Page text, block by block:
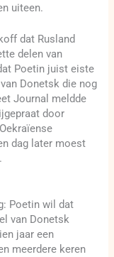
uiteen.
dat Rusland
delen van
Poetin juist eiste
Donetsk die nog
Journal meldde
door
dag later moest
Poetin wil dat
van Donetsk
jaar een
meerdere keren